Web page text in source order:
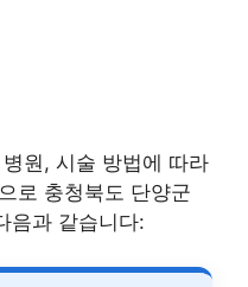
원, 시술 방법에 따라
로 충청북도 단양군
음과 같습니다: